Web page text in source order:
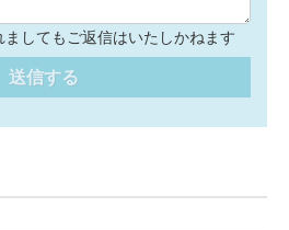
してもご返信はいたしかねます
送信する